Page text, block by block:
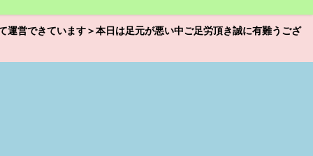
営できています＞本日は足元が悪い中ご足労頂き誠に有難うござ